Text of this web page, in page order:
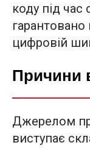
коду під
цифровій
Причини
Джерелом
виступає